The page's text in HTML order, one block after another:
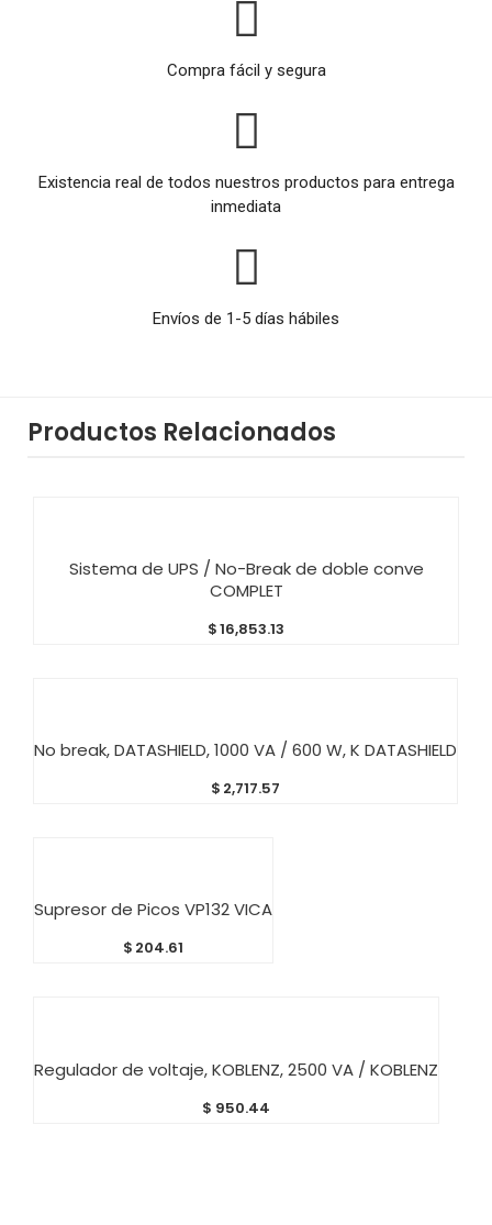
Compra fácil y segura
Existencia real de todos nuestros productos para entrega
inmediata
Envíos de 1-5 días hábiles
Productos Relacionados
Sistema de UPS / No-Break de doble conve
COMPLET
$16,853.13
No break, DATASHIELD, 1000 VA / 600 W, K DATASHIELD
$ 2,717.57
Supresor de Picos VP132 VICA
$ 204.61
Regulador de voltaje, KOBLENZ, 2500 VA / KOBLENZ
$ 950.44